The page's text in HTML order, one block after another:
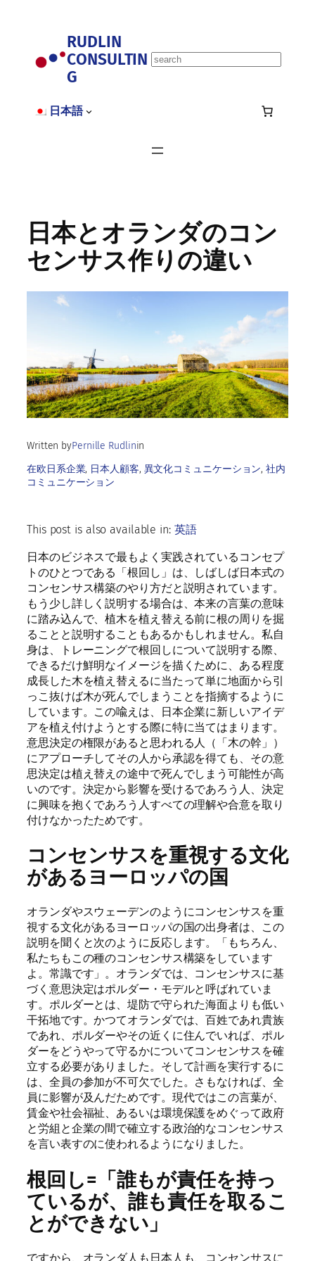
RUDLIN
CONSULTIN
G
S
日本語
日本とオランダのコン
センサス作りの違い
Written byPernille Rudlinin
在欧日系企業, 日本人顧客, 異文化コミュニケーション, 社内
コミュニケーション
This post is also available in: 英語
日本のビジネスで最もよく実践されているコンセプ
トのひとつである「根回し」は、しばしば日本式の
コンセンサス構築のやり方だと説明されています。
もう少し詳しく説明する場合は、本来の言葉の意味
に踏み込んで、植木を植え替える前に根の周りを掘
ることと説明することもあるかもしれません。私自
身は、トレーニングで根回しについて説明する際、
できるだけ鮮明なイメージを描くために、ある程度
成長した木を植え替えるに当たって単に地面から引
っこ抜けば木が死んでしまうことを指摘するように
しています。この喩えは、日本企業に新しいアイデ
アを植え付けようとする際に特に当てはまります。
意思決定の権限があると思われる人（「木の幹」）
にアプローチしてその人から承認を得ても、その意
思決定は植え替えの途中で死んでしまう可能性が高
いのです。決定から影響を受けるであろう人、決定
に興味を抱くであろう人すべての理解や合意を取り
付けなかったためです。
コンセンサスを重視する文化
があるヨーロッパの国
オランダやスウェーデンのようにコンセンサスを重
視する文化があるヨーロッパの国の出身者は、この
説明を聞くと次のように反応します。「もちろん、
私たちもこの種のコンセンサス構築をしています
よ。常識です」。オランダでは、コンセンサスに基
づく意思決定はポルダー・モデルと呼ばれていま
す。ポルダーとは、堤防で守られた海面よりも低い
干拓地です。かつてオランダでは、百姓であれ貴族
であれ、ポルダーやその近くに住んでいれば、ポル
ダーをどうやって守るかについてコンセンサスを確
立する必要がありました。そして計画を実行するに
は、全員の参加が不可欠でした。さもなければ、全
員に影響が及んだためです。現代ではこの言葉が、
賃金や社会福祉、あるいは環境保護をめぐって政府
と労組と企業の間で確立する政治的なコンセンサス
を言い表すのに使われるようになりました。
根回し=「誰もが責任を持っ
ているが、誰も責任を取るこ
とができない」
ですから、オランダ人も日本人も、コンセンサスに